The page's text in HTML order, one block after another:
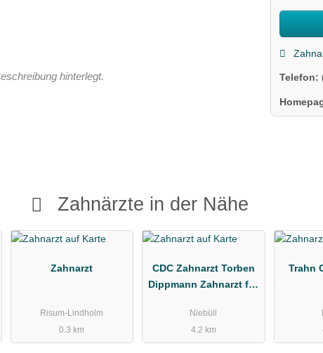
hinterlegt. Telefon:
Zahnärzte in der Nähe
Zahnarzt
Risum-Lindholm
0.3 km
CDC Zahnarzt Torben
Dippmann Zahnarzt für
Niebüll
4.2 km
Trahn